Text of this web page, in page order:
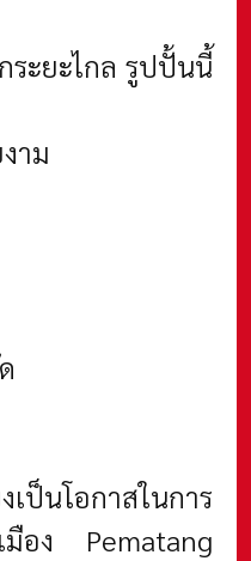
ระยะไกลรูปปั้นนี้
าม
ป็นโอกาสในการ
มือง Pematang